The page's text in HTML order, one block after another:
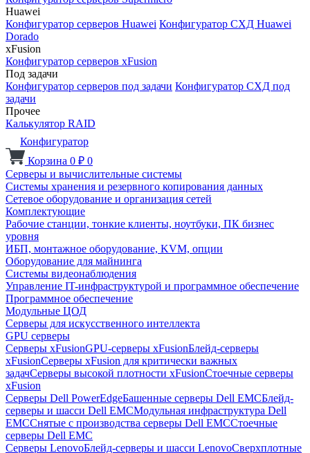
Huawei
Конфигуратор серверов Huawei Конфигуратор СХД Huawei
Dorado
xFusion
Конфигуратор серверов xFusion
Под задачи
Конфигуратор серверов под задачи Конфигуратор СХД под
задачи
Прочее
Калькулятор RAID
Конфигуратор
Корзина 0 ₽ 0
Серверы и вычислительные системы
Системы хранения и резервного копирования данных
Сетевое оборудование и организация сетей
Комплектующие
Рабочие станции, тонкие клиенты, ноутбуки, ПК бизнес
уровня
ИБП, монтажное оборудование, KVM, опции
Оборудование для майнинга
Системы видеонаблюдения
Управление IT-инфраструктурой и программное обеспечение
Программное обеспечение
Модульные ЦОД
Серверы для искусственного интеллекта
GPU серверы
Серверы xFusionGPU-серверы xFusionБлейд-серверы
xFusionСерверы xFusion для критически важных
задачСерверы высокой плотности xFusionСтоечные серверы
xFusion
Серверы Dell PowerEdgeБашенные серверы Dell EMCБлейд-
серверы и шасси Dell EMCМодульная инфраструктура Dell
EMCСнятые с производства серверы Dell EMCСтоечные
серверы Dell EMC
Серверы LenovoБлейд-серверы и шасси LenovoСверхплотные